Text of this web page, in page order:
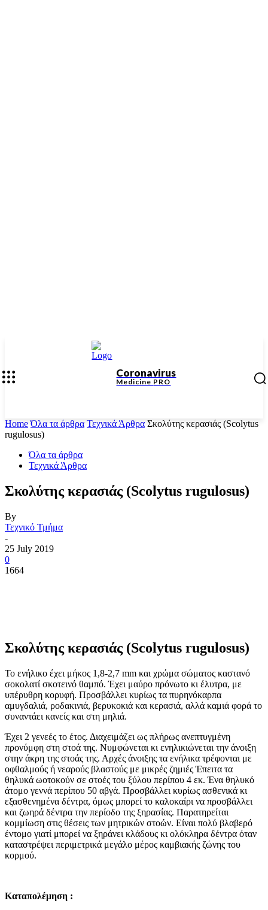
Coronavirus
Medicine PRO
Home Όλα τα άρθρα Τεχνικά Άρθρα Σκολύτης κερασιάς (Scolytus
rugulosus)
Όλα τα άρθρα
Τεχνικά Άρθρα
Σκολύτης κερασιάς (Scolytus rugulosus)
By
Τεχνικό Τμήμα
-
25 July 2019
0
1664
Σκολύτης κερασιάς (Scolytus rugulosus)
Το ενήλικο έχει μήκος 1,8-2,7 mm και χρώμα σώματος καστανό
σοκολατί σκοτεινό θαμπό. Έχει μαύρο πρόνωτο κι έλυτρα, με
υπέρυθρη κορυφή. Προσβάλλει κυρίως τα πυρηνόκαρπα
αμυγδαλιά, ροδακινιά, βερυκοκιά και κερασιά, αλλά καμιά φορά το
συναντάει κανείς και στη μηλιά.
Έχει 2 γενεές το έτος. Διαχειμάζει ως πλήρως ανεπτυγμένη
προνύμφη στη στοά της. Νυμφώνεται κι ενηλικιώνεται την άνοιξη
στην άκρη της στοάς της. Αρχές άνοιξης τα ενήλικα τρέφονται με
οφθαλμούς ή νεαρούς βλαστούς με μικρές ζημιές Έπειτα τα
θηλυκά ωοτοκούν σε στοές του ξύλου περίπου 4 εκ. Ένα θηλυκό
άτομο γεννά περίπου 50 αβγά. Προσβάλλει κυρίως ασθενικά κι
εξασθενημένα δέντρα, όμως μπορεί το καλοκαίρι να προσβάλλει
και ζωηρά δέντρα την περίοδο της ξηρασίας. Παρατηρείται
κομμίωση στις θέσεις των μητρικών στοών. Είναι πολύ βλαβερό
έντομο γιατί μπορεί να ξηράνει κλάδους κι ολόκληρα δέντρα όταν
καταστρέψει περιμετρικά μεγάλο μέρος καμβιακής ζώνης του
κορμού.
Καταπολέμηση :